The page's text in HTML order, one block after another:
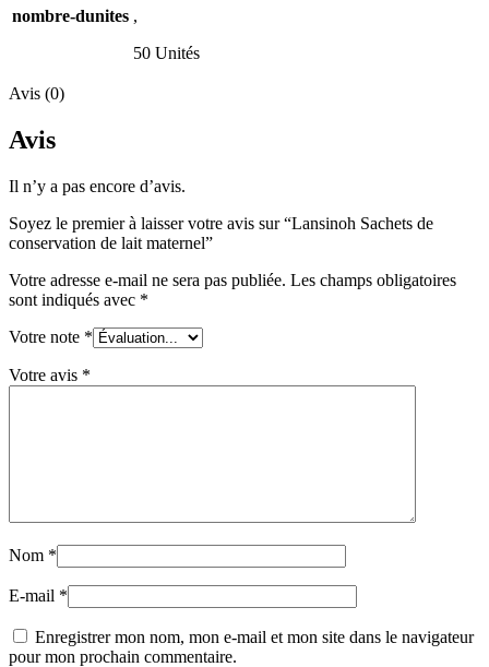
nombre-dunites ,
50 Unités
Avis (0)
Avis
Il n’y a pas encore d’avis.
Soyez le premier à laisser votre avis sur “Lansinoh Sachets de
conservation de lait maternel”
Votre adresse e-mail ne sera pas publiée. Les champs obligatoires
sont indiqués avec *
Votre note *
Votre avis *
Nom *
E-mail *
Enregistrer mon nom, mon e-mail et mon site dans le navigateur
pour mon prochain commentaire.